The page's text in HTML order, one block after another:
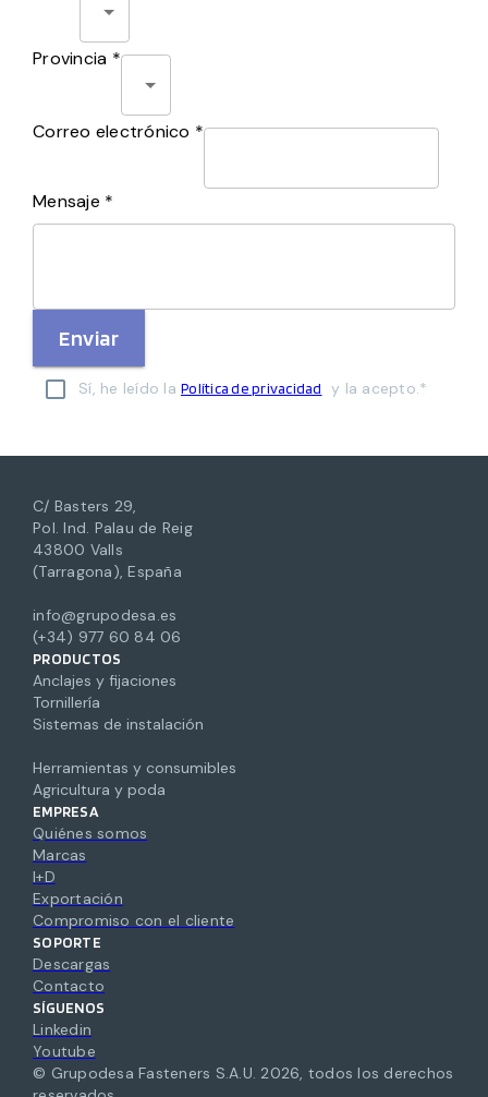
Provincia *
Correo electrónico *
Mensaje *
Enviar
Sí, he leído la Política de privacidad y la acepto.*
C/ Basters 29,
Pol. Ind. Palau de Reig
43800 Valls
(Tarragona), España
info@grupodesa.es
(+34) 977 60 84 06
PRODUCTOS
Anclajes y fijaciones
Tornillería
Sistemas de instalación
Herramientas y consumibles
Agricultura y poda
EMPRESA
Quiénes somos
Marcas
I+D
Exportación
Compromiso con el cliente
SOPORTE
Descargas
Contacto
SÍGUENOS
Linkedin
Youtube
© Grupodesa Fasteners S.A.U. 2026, todos los derechos